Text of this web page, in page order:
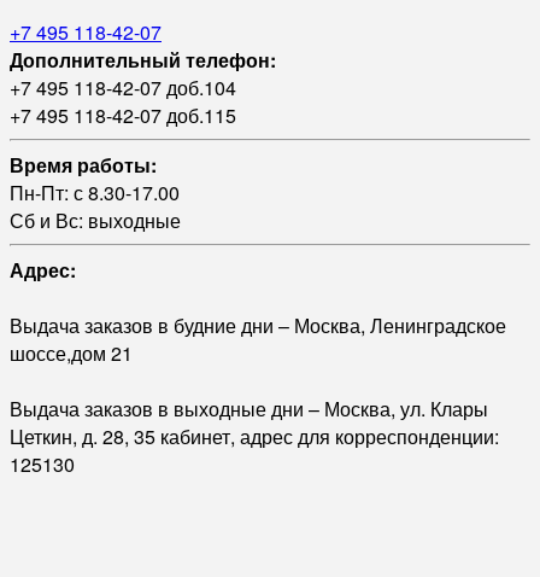
+7 495 118-42-07
Дополнительный телефон:
+7 495 118-42-07 доб.104
+7 495 118-42-07 доб.115
Время работы:
Пн-Пт: с 8.30-17.00
Сб и Вс: выходные
Адрес:
Выдача заказов в будние дни – Москва, Ленинградское
шоссе,дом 21
Выдача заказов в выходные дни – Москва, ул. Клары
Цеткин, д. 28, 35 кабинет, адрес для корреспонденции:
125130